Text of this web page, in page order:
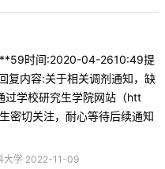
时间:2020-04-2610:49提
复内容:关于相关调剂通知，缺
过学校研究生学院网站（htt
密切关注，耐心等待后续通知
大学 2022-11-09